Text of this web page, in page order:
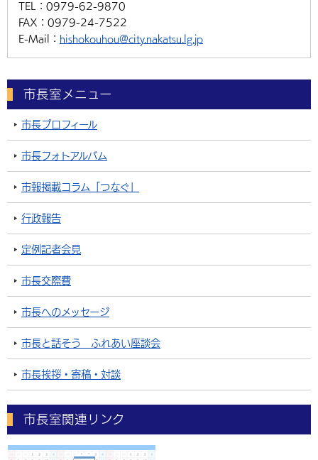
TEL： 0979-62-9870
FAX： 0979-24-7522
E-Mail： hishokouhou@city.nakatsu.lg.jp
市長室メニュー
市長プロフィール
市長フォトアルバム
市報掲載コラム「つなぐ」
行政報告
定例記者会見
市長交際費
市長へのメッセージ
市長と話そう ふれあい座談会
市長挨拶・寄稿・対談
市長室関連リンク